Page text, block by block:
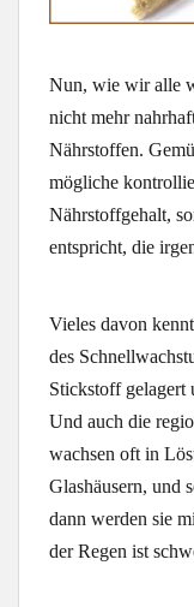
Nun, wie wir alle
nicht mehr
Nährstoffen.
mögliche
Nährstoffgehalt,
entspricht, die
Vieles davon
des
Stickstoff gelagert
Und auch die
wachsen oft in
Glashäusern, und
dann werden sie
der Regen ist